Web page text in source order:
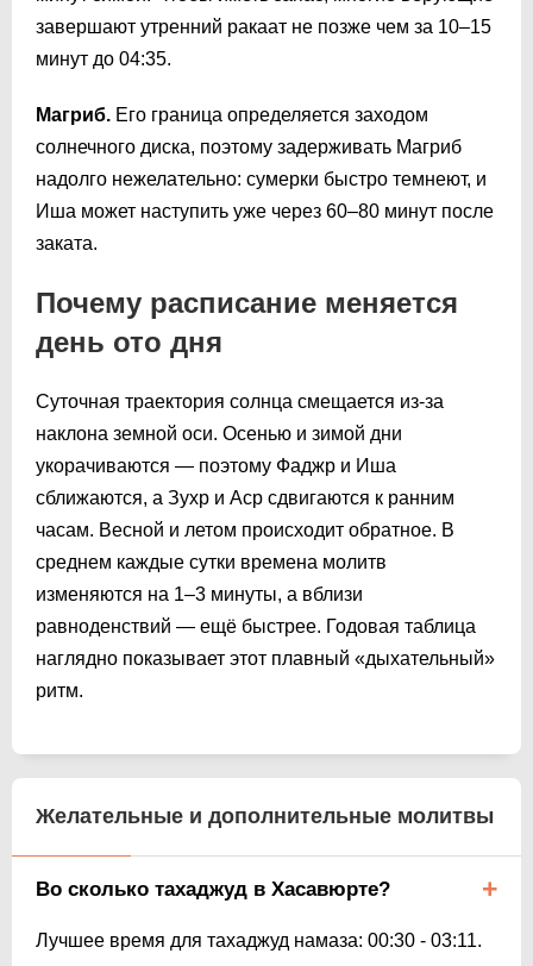
завершают утренний ракаат не позже чем за 10–15
минут до 04:35.
Магриб. Его граница определяется заходом
солнечного диска, поэтому задерживать Магриб
надолго нежелательно: сумерки быстро темнеют, и
Иша может наступить уже через 60–80 минут после
заката.
Почему расписание меняется
день ото дня
Суточная траектория солнца смещается из-за
наклона земной оси. Осенью и зимой дни
укорачиваются — поэтому Фаджр и Иша
сближаются, а Зухр и Аср сдвигаются к ранним
часам. Весной и летом происходит обратное. В
среднем каждые сутки времена молитв
изменяются на 1–3 минуты, а вблизи
равноденствий — ещё быстрее. Годовая таблица
наглядно показывает этот плавный «дыхательный»
ритм.
Желательные и дополнительные молитвы
Во сколько тахаджуд в Хасавюрте?
Лучшее время для тахаджуд намаза: 00:30 - 03:11.